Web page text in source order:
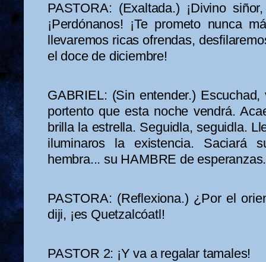
PASTORA: (Exaltada.) ¡Divino
¡Perdónanos! ¡Te prometo nunca
llevaremos ricas ofrendas,
el doce de diciembre!
GABRIEL: (Sin entender.)
portento que esta noche vendrá.
brilla la estrella. Seguidla, seguidla.
iluminaros la existencia. Saciará
hembra... su HAMBRE de
PASTORA: (Reflexiona.) ¿Por el
diji, ¡es Quetzalcóatl!
PASTOR 2: ¡Y va a regalar tamales!